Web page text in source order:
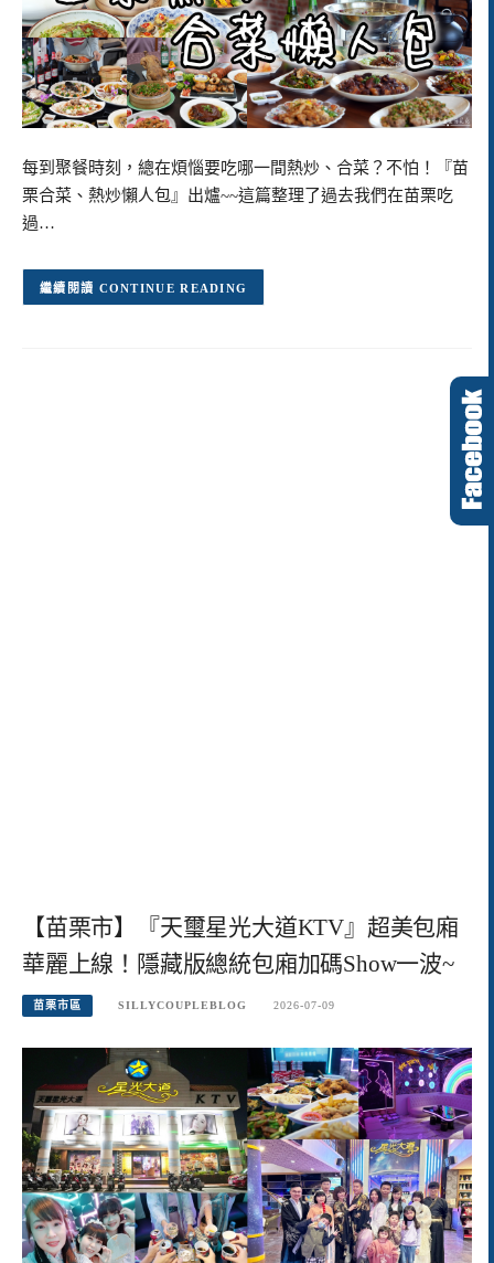
每到聚餐時刻，總在煩惱要吃哪一間熱炒、合菜？不怕！『苗
栗合菜、熱炒懶人包』出爐~~這篇整理了過去我們在苗栗吃
過…
CONTINUE READING
【苗栗市】『天璽星光大道KTV』超美包廂
華麗上線！隱藏版總統包廂加碼Show一波~
苗栗市區 SILLYCOUPLEBLOG 2026-07-09